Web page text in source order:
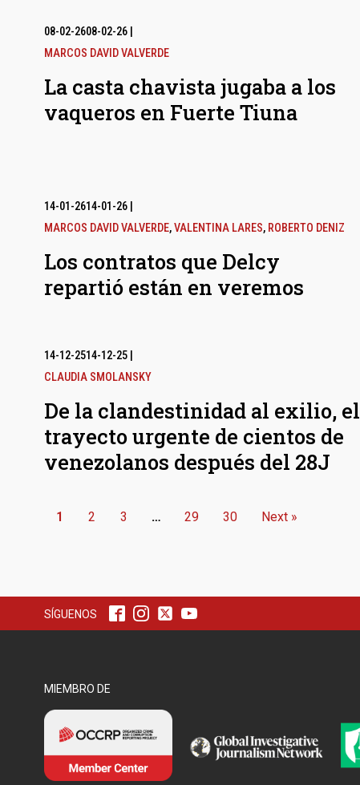
08-02-2608-02-26|
MARCOS DAVID VALVERDE
La casta chavista jugaba a los
vaqueros en Fuerte Tiuna
14-01-2614-01-26|
MARCOS DAVID VALVERDE,VALENTINA LARES, ROBERTO DENIZ
Los contratos que Delcy
repartió están en veremos
14-12-2514-12-25|
CLAUDIA SMOLANSKY
De la clandestinidad al exilio, el
trayecto urgente de cientos de
venezolanos después del 28J
1 2 3 … 29 30 Next »
SÍGUENOS
MIEMBRO DE